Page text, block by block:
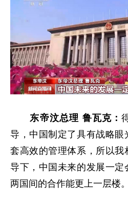
东帝汶总理 鲁瓦克：
导，中国制定了具有战略眼
套高效的管理体系，所以我
导下，中国未来的发展一定
两国间的合作能更上一层楼。